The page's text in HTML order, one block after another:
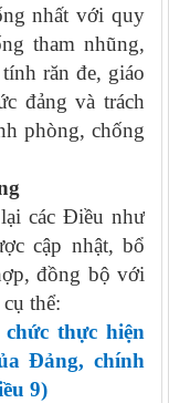
nhất với quy
tham nhũng,
răn đe, giáo
đảng và trách
phòng, chống
các Điều như
cập nhật, bổ
đồng bộ với
thể:
thực hiện
Đảng, chính
9)